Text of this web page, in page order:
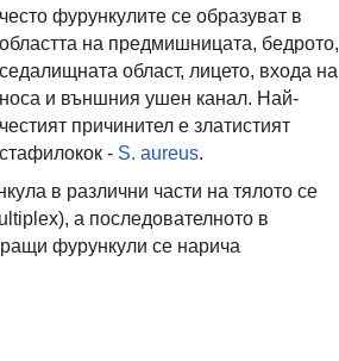
често фурункулите се образуват в
областта на предмишницата, бедрото,
седалищната област, лицето, входа на
носа и външния ушен канал. Най-
честият причинител е златистият
стафилокок - S. aureus.
в различни части на тялото се
а последователното в
фурункули се нарича